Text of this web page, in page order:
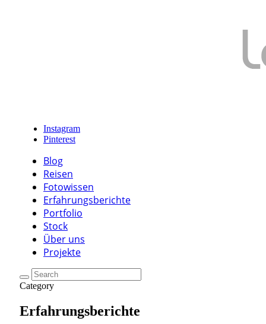
Instagram
Pinterest
Blog
Reisen
Fotowissen
Erfahrungsberichte
Portfolio
Stock
Über uns
Projekte
Category
Erfahrungsberichte